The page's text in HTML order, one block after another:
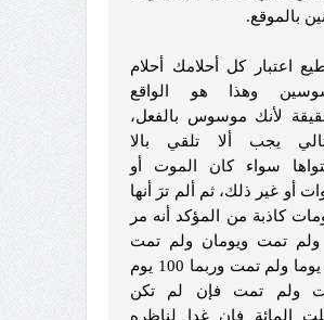
بالموقع.
اعتبار كل أحلامك أحلام
وهذا هو الواقع
لأنك موسوس بالفعل،
يجب ألا تلقي بالا
سواء كان الموت أو
أو غير ذلك، ثم ألم ترَ أنها
كاذبة من المؤكد أنه مر
ولم تمت ويومان ولم تمت
و40 يوما ولم تمت وربما 100 يوم
ولم تمت فإن لم تكن
المائة فإن غدا لناظره